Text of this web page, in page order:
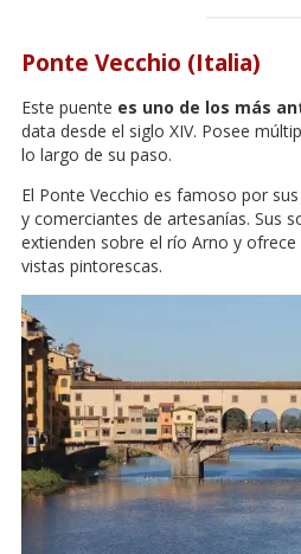
Ponte Vecchio (Italia)
Este puente es uno de los más
data desde el siglo XIV. Posee
lo largo de su paso.
El Ponte Vecchio es famoso por
y comerciantes de artesanías. Sus
extienden sobre el río Arno y
vistas pintorescas.